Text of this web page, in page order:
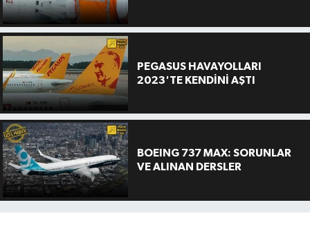
PEGASUS HAVAYOLLARI
2023'TE KENDİNİ AŞTI
BOEING 737 MAX: SORUNLAR
VE ALINAN DERSLER